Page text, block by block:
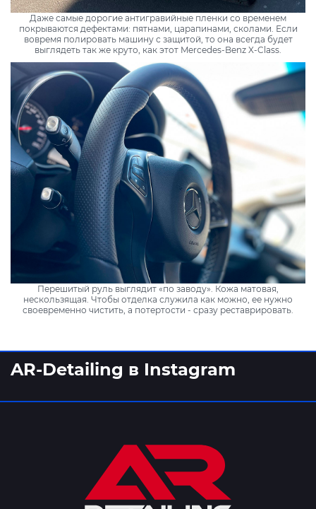
Даже самые дорогие антигравийные пленки со временем
покрываются дефектами: пятнами, царапинами, сколами. Если
вовремя полировать машину с защитой, то она всегда будет
выглядеть так же круто, как этот Mercedes-Benz X-Class.
Перешитый руль выглядит «по заводу». Кожа матовая,
нескользящая. Чтобы отделка служила как можно, ее нужно
своевременно чистить, а потертости - сразу реставрировать.
AR-Detailing в Instagram